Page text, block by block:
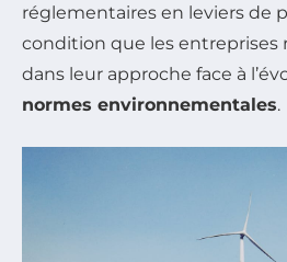
réglementaires en leviers de
condition que les entreprises
dans leur approche face à
normes environnementales.